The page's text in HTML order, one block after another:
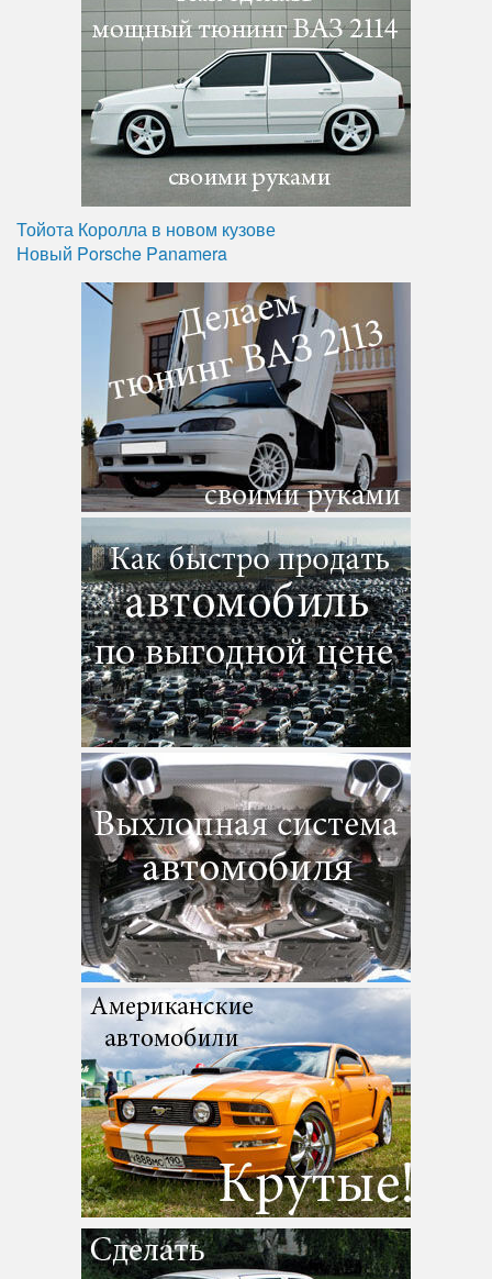
Тойота Королла в новом кузове
Новый Porsche Panamera